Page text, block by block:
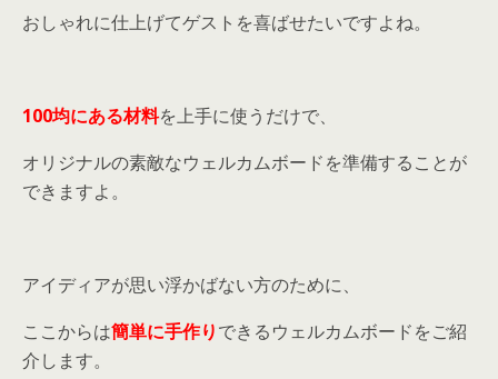
おしゃれに仕上げてゲストを喜ばせたいですよね。
100均にある材料を上手に使うだけで、
オリジナルの素敵なウェルカムボードを準備することが
できますよ。
アイディアが思い浮かばない方のために、
ここからは簡単に手作りできるウェルカムボードをご紹
介します。